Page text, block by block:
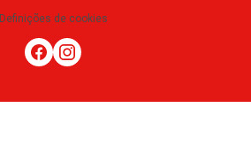
Definições de cookies